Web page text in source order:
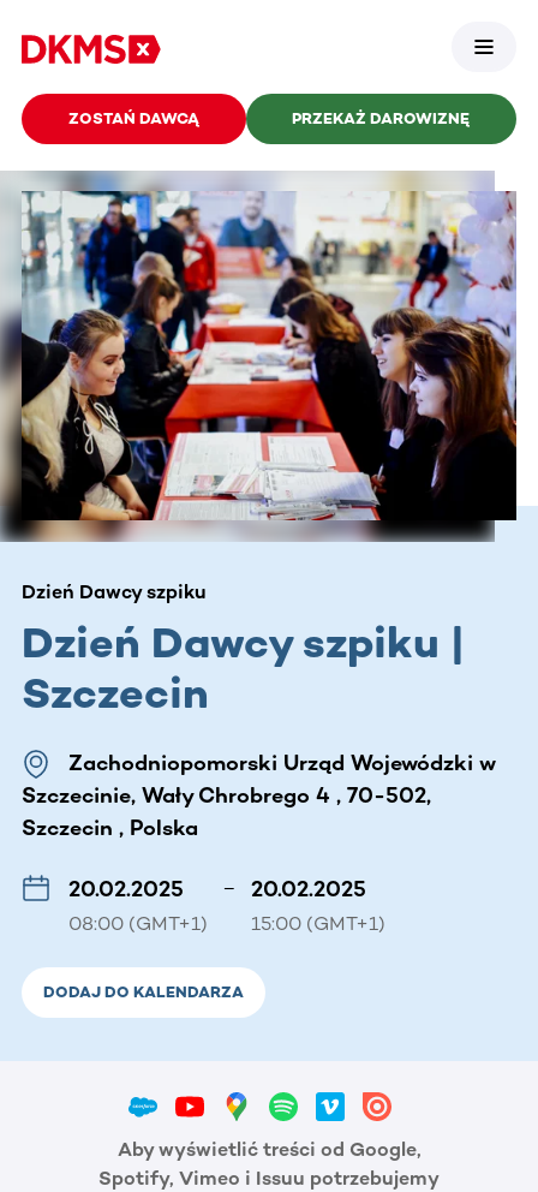
ZOSTAŃ DAWCĄ PRZEKAŻ DAROWIZNĘ
Dzień Dawcy szpiku
Dzień Dawcy szpiku |
Szczecin
Zachodniopomorski Urząd Wojewódzki w
Szczecinie, Wały Chrobrego 4 , 70-502,
Szczecin , Polska
20.02.2025
08:00 (GMT+1)
– 20.02.2025
15:00 (GMT+1)
DODAJ DO KALENDARZA
Aby wyświetlić treści od Google,
Spotify, Vimeo i Issuu potrzebujemy